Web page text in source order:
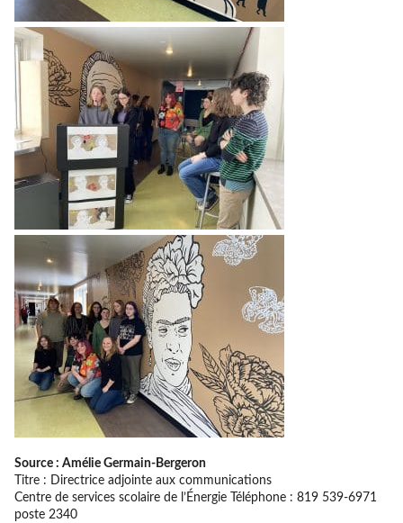
Source : Amélie Germain-Bergeron
Titre : Directrice adjointe aux communications
Centre de services scolaire de l’Énergie Téléphone : 819 539-6971
poste 2340